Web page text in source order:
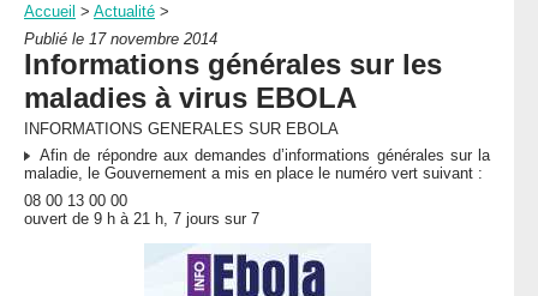
À PROPOS DU REAAP
1ÈRE VISITE
ACTUALITÉ
AGENDA
DISPOSITIFS PARENTALITÉ
SITES INTERNET
NUMÉROS VERTS
LEXIQUE
LETTRES D’INFO
MENTIONS LÉGALES
CONTACT
STRUCTURES
DOCUMENTS
FORMATIONS
Accueil > Actualité >
Publié le 17 novembre 2014
Informations générales sur les
maladies à virus EBOLA
INFORMATIONS GENERALES SUR EBOLA
Afin de répondre aux demandes d’informations générales sur la
maladie, le Gouvernement a mis en place le numéro vert suivant :
08 00 13 00 00
ouvert de 9 h à 21 h, 7 jours sur 7